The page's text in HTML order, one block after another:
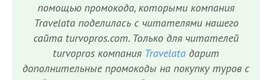
помощью промокода, которыми компания
Travelata поделилась с читателями нашего
сайта turvopros.com. Только для читателей
turvopros компания Travelata дарит
дополнительные промокоды на покупку туров с